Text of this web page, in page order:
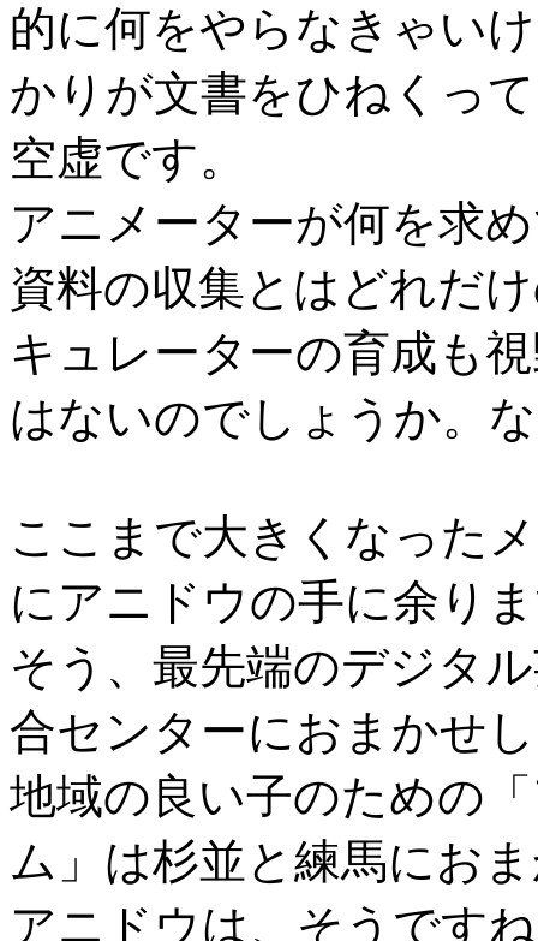
的に何をやらなきゃい
かりが文書をひねくっ
空虚です。
アニメーターが何を求
資料の収集とはどれだ
キュレーターの育成も
はないのでしょうか。
ここまで大きくなった
にアニドウの手に余り
そう、最先端のデジタ
合センターにおまかせ
地域の良い子のための
ム」は杉並と練馬にお
アニドウは、そうです